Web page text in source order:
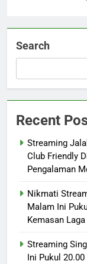
Search
Recent
Streaming
Club Friendly
Pengalaman
Nikmati
Malam Ini
Kemasan
Streaming
Ini Pukul